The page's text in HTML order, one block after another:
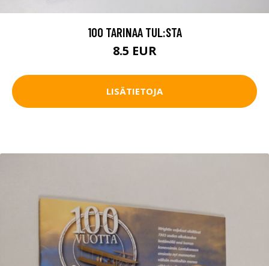
100 TARINAA TUL:STA
8.5 EUR
LISÄTIETOJA